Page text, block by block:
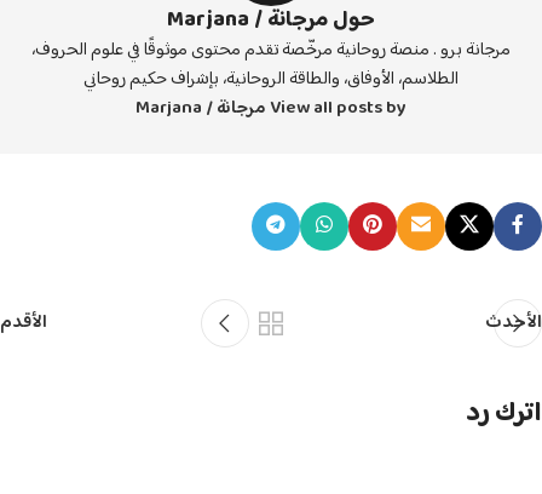
حول مرجانة / Marjana
مرجانة برو . منصة روحانية مرخّصة تقدم محتوى موثوقًا في علوم الحروف،
الطلاسم، الأوفاق، والطاقة الروحانية، بإشراف حكيم روحاني
View all posts by مرجانة / Marjana
الأحدث الأقدم
اترك رد